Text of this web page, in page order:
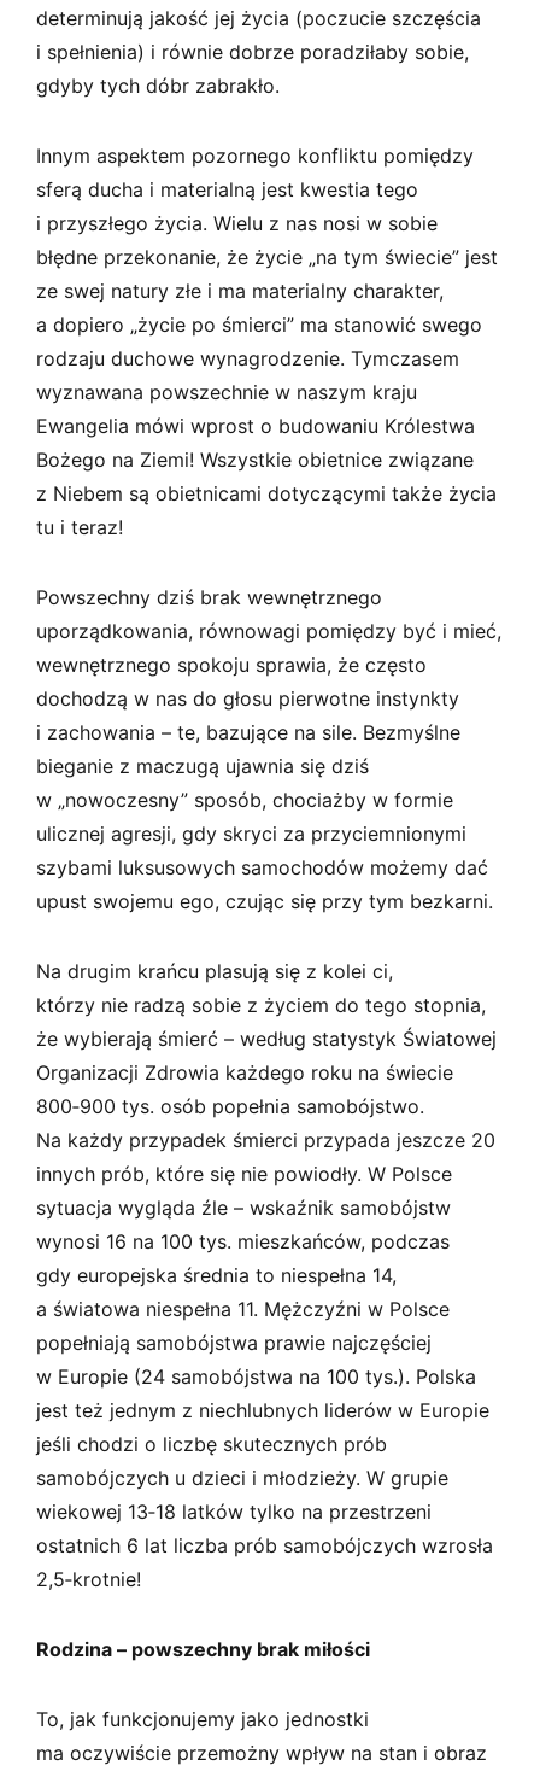
determinują jakość jej życia (poczucie szczęścia
i spełnienia) i równie dobrze poradziłaby sobie,
gdyby tych dóbr zabrakło.
Innym aspektem pozornego konfliktu pomiędzy
sferą ducha i materialną jest kwestia tego
i przyszłego życia. Wielu z nas nosi w sobie
błędne przekonanie, że życie „na tym świecie” jest
ze swej natury złe i ma materialny charakter,
a dopiero „życie po śmierci” ma stanowić swego
rodzaju duchowe wynagrodzenie. Tymczasem
wyznawana powszechnie w naszym kraju
Ewangelia mówi wprost o budowaniu Królestwa
Bożego na Ziemi! Wszystkie obietnice związane
z Niebem są obietnicami dotyczącymi także życia
tu i teraz!
Powszechny dziś brak wewnętrznego
uporządkowania, równowagi pomiędzy być i mieć,
wewnętrznego spokoju sprawia, że często
dochodzą w nas do głosu pierwotne instynkty
i zachowania – te, bazujące na sile. Bezmyślne
bieganie z maczugą ujawnia się dziś
w „nowoczesny” sposób, chociażby w formie
ulicznej agresji, gdy skryci za przyciemnionymi
szybami luksusowych samochodów możemy dać
upust swojemu ego, czując się przy tym bezkarni.
Na drugim krańcu plasują się z kolei ci,
którzy nie radzą sobie z życiem do tego stopnia,
że wybierają śmierć – według statystyk Światowej
Organizacji Zdrowia każdego roku na świecie
800‑900 tys. osób popełnia samobójstwo.
Na każdy przypadek śmierci przypada jeszcze 20
innych prób, które się nie powiodły. W Polsce
sytuacja wygląda źle – wskaźnik samobójstw
wynosi 16 na 100 tys. mieszkańców, podczas
gdy europejska średnia to niespełna 14,
a światowa niespełna 11. Mężczyźni w Polsce
popełniają samobójstwa prawie najczęściej
w Europie (24 samobójstwa na 100 tys.). Polska
jest też jednym z niechlubnych liderów w Europie
jeśli chodzi o liczbę skutecznych prób
samobójczych u dzieci i młodzieży. W grupie
wiekowej 13‑18 latków tylko na przestrzeni
ostatnich 6 lat liczba prób samobójczych wzrosła
2,5‑krotnie!
Rodzina – powszechny brak miłości
To, jak funkcjonujemy jako jednostki
ma oczywiście przemożny wpływ na stan i obraz